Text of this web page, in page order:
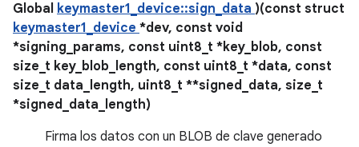
Global keymaster1_device::sign_data )(const struct
keymaster1_device *dev, const void
*signing_params, const uint8_t *key_blob, const
size_t key_blob_length, const uint8_t *data, const
size_t data_length, uint8_t **signed_data, size_t
*signed_data_length)
Firma los datos con un BLOB de clave generado